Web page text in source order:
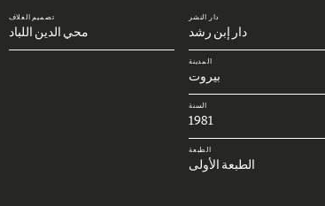
دار النشر
دار إبن رشد
المدينة
بيروت
السنة
1981
الطبعة
الطبعة الأولى
تصميم الغلاف
محي الدين اللباد